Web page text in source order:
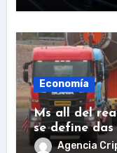
Economía
Ms all del
se define das
Agencia